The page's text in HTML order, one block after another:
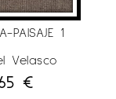
PAISAJE 1
Velasco
€